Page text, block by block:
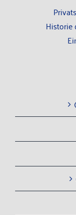
Historie